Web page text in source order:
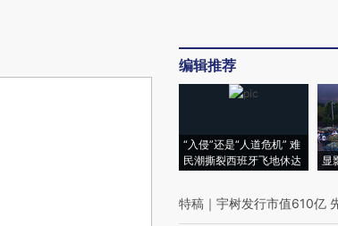
编辑推荐
“入侵”还是“人道危机” 难
民潮撕裂西班牙飞地休达
显
特稿 ｜ 宇树发行市值610亿